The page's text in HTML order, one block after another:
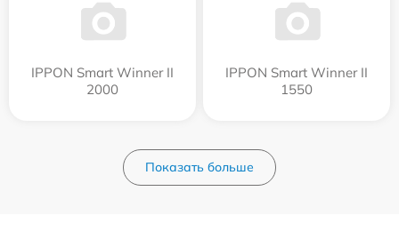
IPPON Smart Winner II
2000
IPPON Smart Winner II
1550
Показать больше